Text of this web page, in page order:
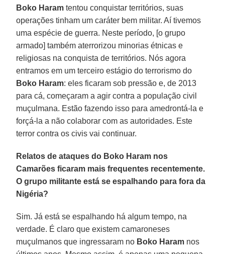
Boko Haram tentou conquistar territórios, suas
operações tinham um caráter bem militar. Aí tivemos
uma espécie de guerra. Neste período, [o grupo
armado] também aterrorizou minorias étnicas e
religiosas na conquista de territórios. Nós agora
entramos em um terceiro estágio do terrorismo do
Boko Haram: eles ficaram sob pressão e, de 2013
para cá, começaram a agir contra a população civil
muçulmana. Estão fazendo isso para amedrontá-la e
forçá-la a não colaborar com as autoridades. Este
terror contra os civis vai continuar.
Relatos de ataques do Boko Haram nos
Camarões ficaram mais frequentes recentemente.
O grupo militante está se espalhando para fora da
Nigéria?
Sim. Já está se espalhando há algum tempo, na
verdade. É claro que existem camaroneses
muçulmanos que ingressaram no Boko Haram nos